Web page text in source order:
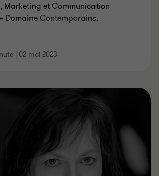
Marketing et Communication
Domaine Contemporains.
| 02 mai 2023